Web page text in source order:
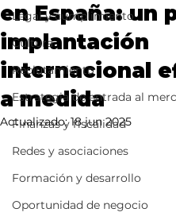
Legal y cumplimiento
Cultura
Reclutamiento
Estrategia de entrada al
Finanzas y fiscalidad
Redes y asociaciones
Formación y desarrollo
Oportunidad de negocio
en España: un
implantación
internacional
a medida
Actualizado:18 jun 2025